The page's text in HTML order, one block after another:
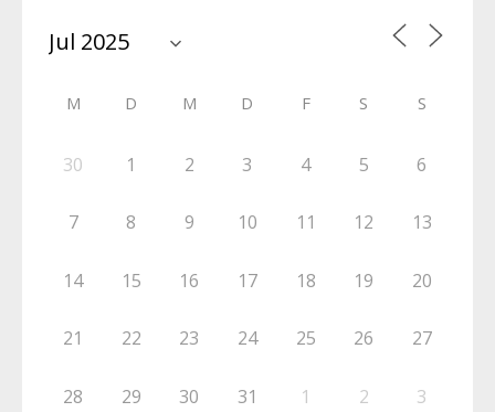
M D M D F S S
30 1 2 3 4 5 6
7 8 9 10 11 12 13
14 15 16 17 18 19 20
21 22 23 24 25 26 27
28 29 30 31 1 2 3